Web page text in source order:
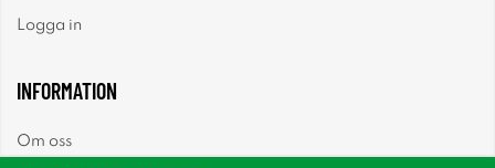
Logga in
INFORMATION
Om oss